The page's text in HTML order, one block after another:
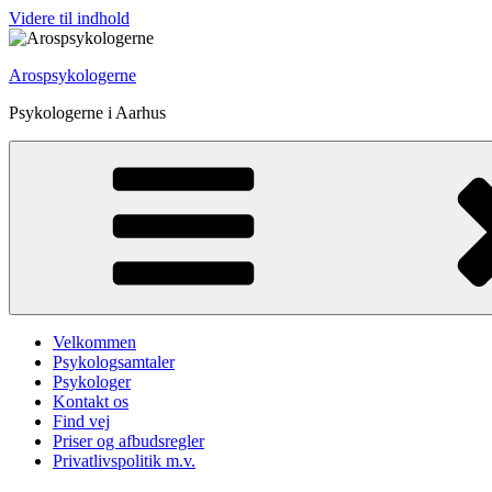
Videre til indhold
Arospsykologerne
Psykologerne i Aarhus
Velkommen
Psykologsamtaler
Psykologer
Kontakt os
Find vej
Priser og afbudsregler
Privatlivspolitik m.v.